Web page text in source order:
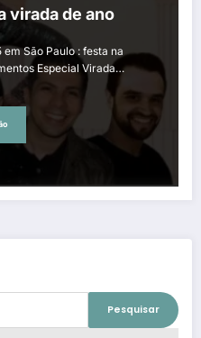
virada de ano
São Paulo : festa na
Especial Virada…
Pesquisar